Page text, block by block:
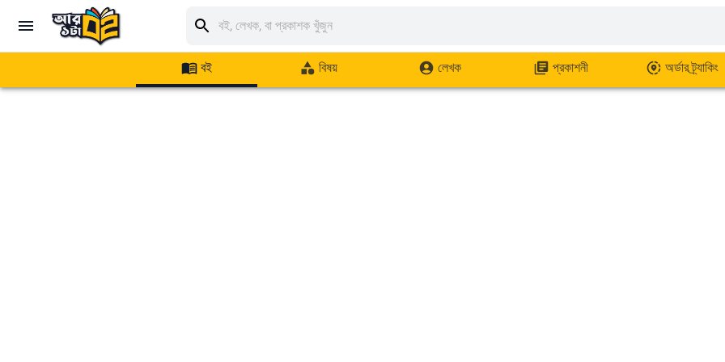
বই বিষয় লেখক প্রকাশনী অর্ডার ট্র্যাকিং